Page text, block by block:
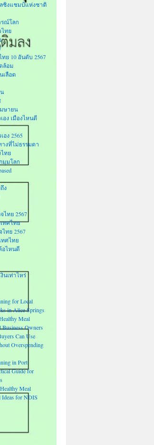
ชิงแชมป์แห่งชาติ
รณ์โลก
ไทย
ย 10 อันดับ 2567
ล้อม
เลือด
ษายน
ง เมืองไหนดี
อง 2565
างที่ไม่ธรรมดา
ไทย
มุมโลก
ง
ไทย 2567
ทศไทย
ทย 2567
ทศไทย
อไหนดี
นเท่าไหร่
for Local
in Alice Springs
Meal
Owners
Can Use
Overspending
in Port
Guide for
Meal
Ideas for NDIS